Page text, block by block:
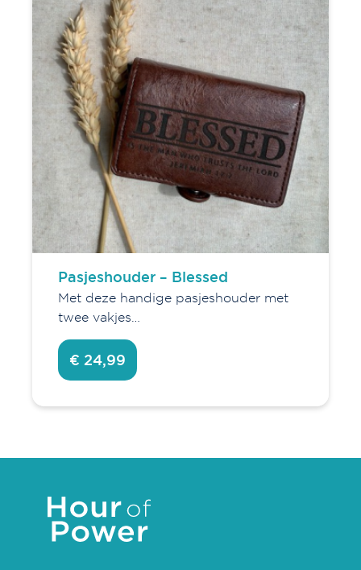
Pasjeshouder – Blessed
Met deze handige pasjeshouder met
twee vakjes…
€ 24,99